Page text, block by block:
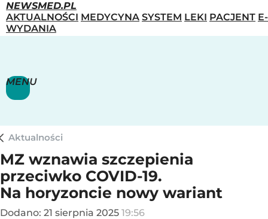
NEWSMED.PL
AKTUALNOŚCI MEDYCYNA SYSTEM LEKI PACJENT E-
WYDANIA
MENU
Aktualności
MZ wznawia szczepienia
przeciwko COVID-19.
Na horyzoncie nowy wariant
Dodano: 21 sierpnia 2025 19:56